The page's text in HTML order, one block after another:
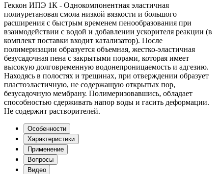
Геккон ИПЭ 1К - Однокомпонентная эластичная
полиуретановая смола низкой вязкости и большого
расширения с быстрым временем пенообразования при
взаимодействии с водой и добавлении ускорителя реакции (в
комплект поставки входит катализатор). После
полимеризации образуется объемная, жестко-эластичная
безусадочная пена с закрытыми порами, которая имеет
высокую долговременную водонепроницаемость и адгезию.
Находясь в полостях и трещинах, при отверждении образует
пластоэластичную, не содержащую открытых пор,
безусадочную мембрану. Полимеризовавшись, обладает
способностью сдерживать напор воды и гасить деформации.
Не содержит растворителей.
Особенности
Характеристики
Применение
Вопросы
Видео